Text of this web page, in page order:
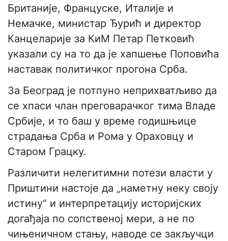
Британије, Француске, Италије и
Немачке, министар Ђурић и директор
Канцеларије за КиМ Петар Петковић
указали су на то да је хапшење Поповића
наставак политичког прогона Срба.
За Београд је потпуно неприхватљиво да
се хпаси члан преговарачког тима Владе
Србије, и то баш у време годишњице
страдања Срба и Рома у Ораховцу и
Старом Грацку.
Различити нелегитимни потези власти у
Приштини настоје да „наметну неку своју
истину“ и интерпретацију историјских
догађаја по сопственој мери, а не по
чињеничном стању, наводе се закључци